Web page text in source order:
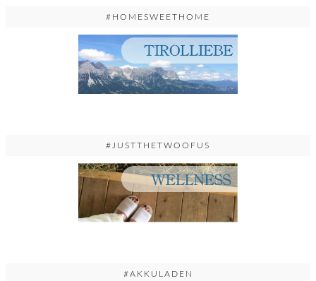
#HOMESWEETHOME
#JUSTTHETWOOFUS
#AKKULADEN